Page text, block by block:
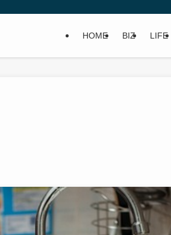
HOME BIZ LIFE